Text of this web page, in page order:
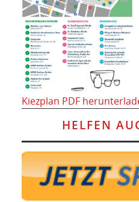
Kiezplan PDF
HELFEN